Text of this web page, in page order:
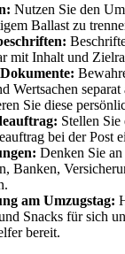
Nutzen Sie den
Ballast zu
mit Inhalt und
Wertsachen separat
Sie diese
Stellen Sie
bei der Post
Denken Sie
Banken,
am Umzugstag:
Snacks für sich
bereit.